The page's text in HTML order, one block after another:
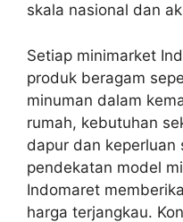
skala nasional dan
Setiap minimarket
produk beragam
minuman dalam
rumah, kebutuhan
dapur dan keperluan
pendekatan model
Indomaret
harga terjangkau.